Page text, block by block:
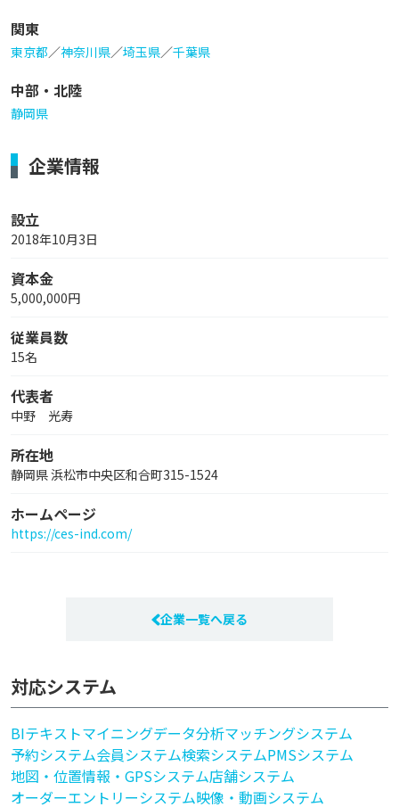
関東
東京都／神奈川県／埼玉県／千葉県
中部・北陸
静岡県
企業情報
設立
2018年10月3日
資本金
5,000,000円
従業員数
15名
代表者
中野 光寿
所在地
静岡県 浜松市中央区和合町315-1524
ホームページ
https://ces-ind.com/
企業一覧へ戻る
対応システム
BIテキストマイニングデータ分析マッチングシステム
予約システム会員システム検索システムPMSシステム
地図・位置情報・GPSシステム店舗システム
オーダーエントリーシステム映像・動画システム